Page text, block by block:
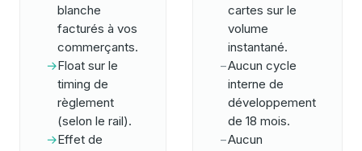
blanche
facturés à vos
commerçants.
→Float sur le
timing de
règlement
(selon le rail).
→Effet de
cartes sur le
volume
instantané.
−Aucun cycle
interne de
développement
de 18 mois.
−Aucun